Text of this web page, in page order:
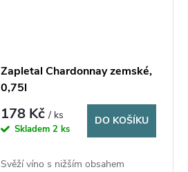
Zapletal Chardonnay zemské,
0,75l
178 Kč/ ks
Skladem 2 ks
DO KOŠÍKU
Svěží víno s nižším obsahem